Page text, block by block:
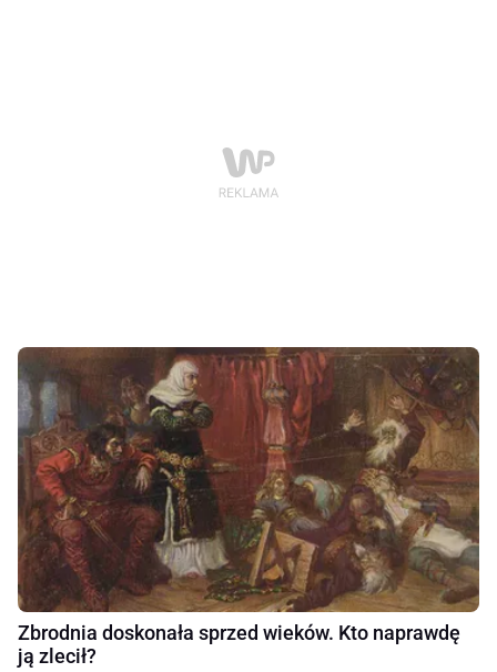
Zbrodnia doskonała sprzed wieków. Kto naprawdę
ją zlecił?